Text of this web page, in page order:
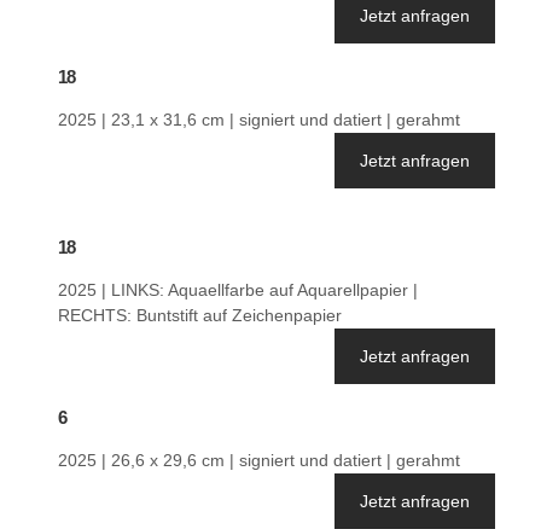
Jetzt anfragen
18
2025 | 23,1 x 31,6 cm | signiert und datiert | gerahmt
Jetzt anfragen
18
2025 | LINKS: Aquaellfarbe auf Aquarellpapier |
RECHTS: Buntstift auf Zeichenpapier
Jetzt anfragen
6
2025 | 26,6 x 29,6 cm | signiert und datiert | gerahmt
Jetzt anfragen